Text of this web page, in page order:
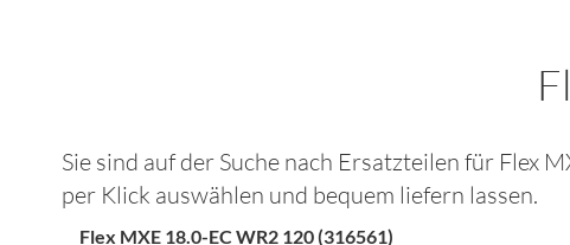
Sie sind auf der Suche nach Ersatzteilen für Flex
per Klick auswählen und bequem liefern lassen.
Flex MXE 18.0-EC WR2 120 (316561)